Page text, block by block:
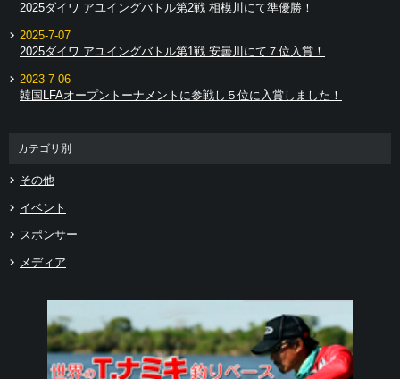
2025ダイワ アユイングバトル第2戦 相模川にて準優勝！
2025-7-07
2025ダイワ アユイングバトル第1戦 安曇川にて７位入賞！
2023-7-06
韓国LFAオープントーナメントに参戦し５位に入賞しました！
カテゴリ別
その他
イベント
スポンサー
メディア